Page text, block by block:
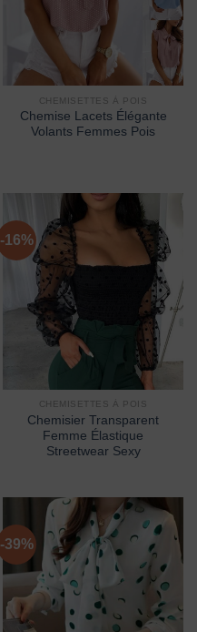
CHEMISETTES À POIS
Chemise Lacets Élégante
Volants Femmes Pois
-16%
CHEMISETTES À POIS
Chemisier Transparent
Femme Élastique
Streetwear Sexy
-39%